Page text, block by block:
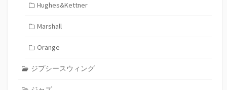
Hughes&Kettner
Marshall
Orange
ジプシースウィング